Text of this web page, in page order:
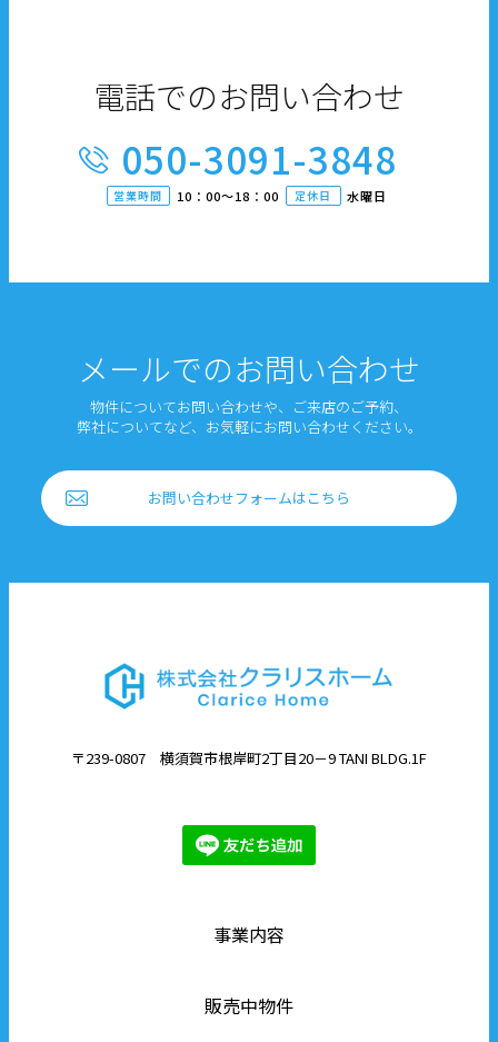
電話でのお問い合わせ
050-3091-3848
営業時間 10：00〜18：00 定休日 水曜日
メールでのお問い合わせ
物件についてお問い合わせや、ご来店のご予約、
弊社についてなど、お気軽にお問い合わせください。
お問い合わせフォームはこちら
〒239-0807 横須賀市根岸町2丁目20－9 TANI BLDG.1F
事業内容
販売中物件